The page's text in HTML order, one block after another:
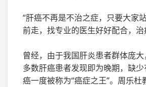
“肝癌不再是不治之症，只要大家
前走，找专业的医生好好配合，治
曾经，由于我国肝炎患者群体庞大
多数肝癌患者发现即为晚期，缺
癌一度被称为“癌症之王”。周乐杜